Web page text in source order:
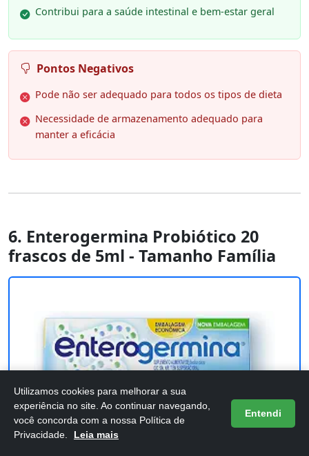
Contribui para a saúde intestinal e bem-estar geral
Pontos Negativos
Pode não ser adequado para todos os tipos de dieta
Necessidade de armazenamento adequado para
manter a eficácia
6. Enterogermina Probiótico 20
frascos de 5ml - Tamanho Família
Utilizamos cookies para melhorar a sua
experiência no site. Ao continuar navegando,
você concorda com a nossa Política de
Privacidade.
Leia mais
Entendi